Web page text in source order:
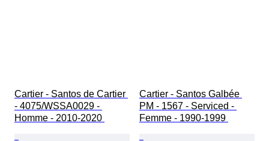
Cartier - Santos de Cartier
- 4075/WSSA0029 -
Homme - 2010-2020
Cartier - Santos Galbée
PM - 1567 - Serviced -
Femme - 1990-1999